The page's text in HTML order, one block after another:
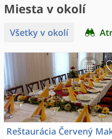
Miesta v okolí
Všetky v okolí
Reštaurácia Červený